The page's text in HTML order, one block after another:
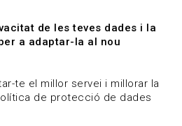
de les teves dades i la
a adaptar-la al nou
te el millor servei i millorar la
de protecció de dades